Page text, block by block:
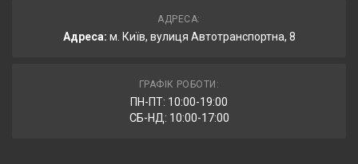
АДРЕСА:
Адреса: м. Київ, вулиця Автотранспортна, 8
ГРАФІК РОБОТИ:
ПН-ПТ: 10:00-19:00
СБ-НД: 10:00-17:00